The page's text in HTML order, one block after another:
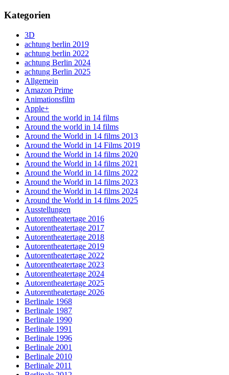
Kategorien
3D
achtung berlin 2019
achtung berlin 2022
achtung Berlin 2024
achtung Berlin 2025
Allgemein
Amazon Prime
Animationsfilm
Apple+
Around the world in 14 films
Around the world in 14 films
Around the World in 14 films 2013
Around the World in 14 Films 2019
Around the World in 14 films 2020
Around the World in 14 films 2021
Around the World in 14 films 2022
Around the World in 14 films 2023
Around the World in 14 films 2024
Around the World in 14 films 2025
Ausstellungen
Autorentheatertage 2016
Autorentheatertage 2017
Autorentheatertage 2018
Autorentheatertage 2019
Autorentheatertage 2022
Autorentheatertage 2023
Autorentheatertage 2024
Autorentheatertage 2025
Autorentheatertage 2026
Berlinale 1968
Berlinale 1987
Berlinale 1990
Berlinale 1991
Berlinale 1996
Berlinale 2001
Berlinale 2010
Berlinale 2011